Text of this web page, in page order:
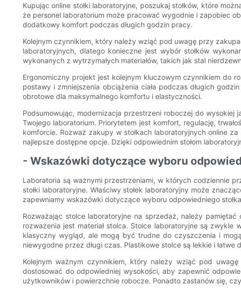
Kupując online stołki laboratoryjne, poszukaj stołków, które
że ​​personel laboratorium może pracować wygodnie i zapobiec
dodatkowy komfort podczas długich godzin pracy.
Kolejnym czynnikiem, który należy wziąć pod uwagę przy
laboratoryjnych, dlatego konieczne jest wybór stołków
wykonanych z wytrzymałych materiałów, takich jak stal
Ergonomiczny projekt jest kolejnym kluczowym czynnikiem do
postawy i zmniejszenia obciążenia ciała podczas długich
obrotowe dla maksymalnego komfortu i elastyczności.
Podsumowując, modernizacja przestrzeni roboczej do
Twojego laboratorium. Priorytetem jest komfort, regulację,
komforcie. Rozważ zakupy w stołkach laboratoryjnych online
najlepsze dostępne opcje. Dzięki odpowiednim stołom
- Wskazówki dotyczące wyboru
Laboratoria są ważnymi przestrzeniami, w których codziennie
stołki laboratoryjne. Właściwy stołek laboratoryjny może
zapewniamy wskazówki dotyczące wyboru odpowiedniego
Rozważając stolce laboratoryjne na sprzedaż, należy
rozważenia jest materiał stolca. Stolce laboratoryjne są zwykle
klasyczny wygląd, ale mogą być trudne do czyszczenia i
niewygodne przez długi czas. Plastikowe stolce są lekkie i
Kolejnym ważnym czynnikiem, który należy wziąć pod
dostosować do odpowiedniej wysokości, aby zapewnić
użytkowników i powierzchnie robocze. Ponadto zastanów się,